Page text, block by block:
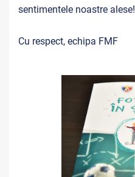
sentimentele noastre alese!
Cu respect, echipa FMF